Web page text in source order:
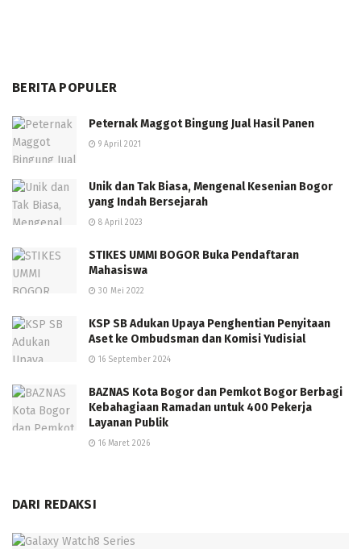
BERITA POPULER
Peternak Maggot Bingung Jual Hasil Panen
9 April 2021
Unik dan Tak Biasa, Mengenal Kesenian Bogor
yang Indah Bersejarah
8 April 2023
STIKES UMMI BOGOR Buka Pendaftaran
Mahasiswa
30 Mei 2022
KSP SB Adukan Upaya Penghentian Penyitaan
Aset ke Ombudsman dan Komisi Yudisial
16 September 2024
BAZNAS Kota Bogor dan Pemkot Bogor Berbagi
Kebahagiaan Ramadan untuk 400 Pekerja
Layanan Publik
16 Maret 2026
DARI REDAKSI